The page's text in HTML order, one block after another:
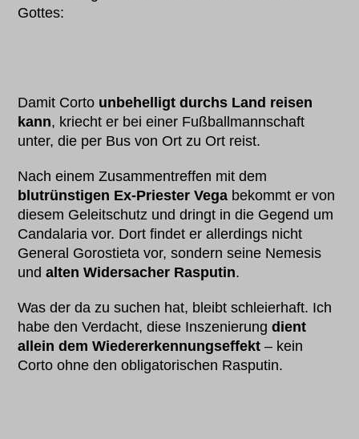
Gottes:
Damit Corto unbehelligt durchs Land reisen
kann, kriecht er bei einer Fußballmannschaft
unter, die per Bus von Ort zu Ort reist.
Nach einem Zusammentreffen mit dem
blutrünstigen Ex-Priester Vega bekommt er von
diesem Geleitschutz und dringt in die Gegend um
Candalaria vor. Dort findet er allerdings nicht
General Gorostieta vor, sondern seine Nemesis
undalten Widersacher Rasputin.
Was der da zu suchen hat, bleibt schleierhaft. Ich
habe den Verdacht, diese Inszenierungdient
allein dem Wiedererkennungseffekt – kein
Corto ohne den obligatorischen Rasputin.